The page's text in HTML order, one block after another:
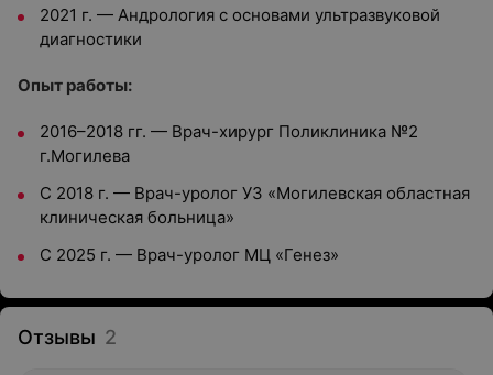
2021 г. — Андрология с основами ультразвуковой
диагностики
Опыт работы:
2016–2018 гг. — Врач-хирург Поликлиника №2
г.Могилева
С 2018 г. — Врач-уролог УЗ «Могилевская областная
клиническая больница»
С 2025 г. — Врач-уролог МЦ «Генез»
Отзывы 2